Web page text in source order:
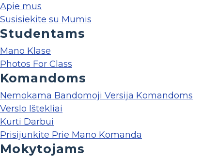
Apie mus
Susisiekite su Mumis
Studentams
Mano Klase
Photos For Class
Komandoms
Nemokama Bandomoji Versija Komandoms
Verslo Ištekliai
Kurti Darbui
Prisijunkite Prie Mano Komanda
Mokytojams